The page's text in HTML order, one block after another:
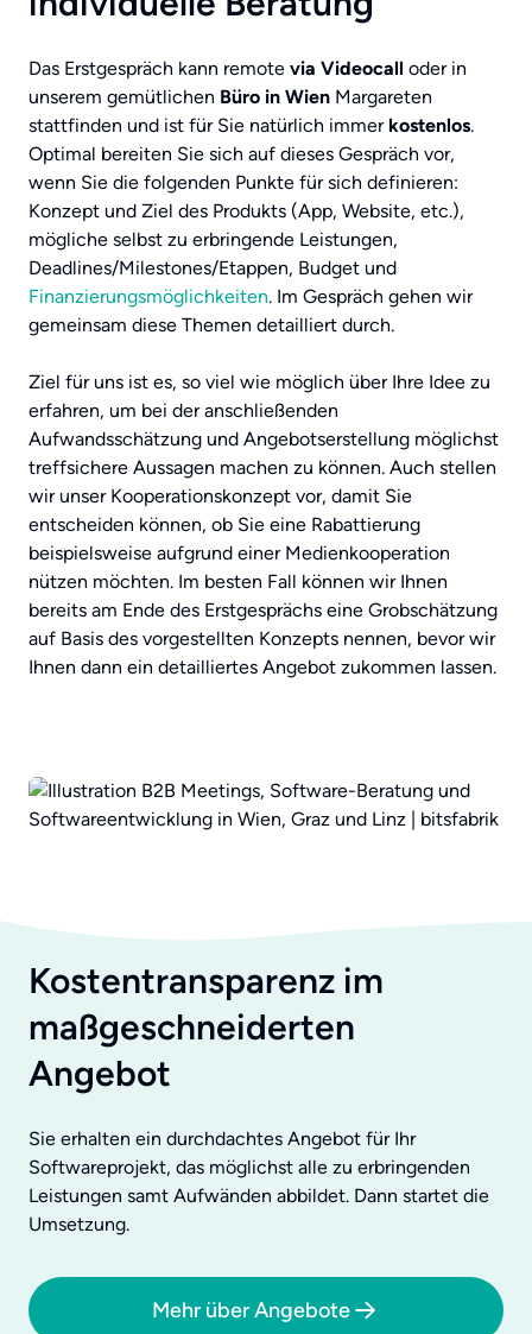
Das Erstgespräch kann remote via Videocall oder in
unserem gemütlichen Büro in Wien Margareten
stattfinden und ist für Sie natürlich immerkostenlos.
Optimal bereiten Sie sich auf dieses Gespräch vor,
wenn Sie die folgenden Punkte für sich definieren:
Konzept und Ziel des Produkts (App, Website, etc.),
mögliche selbst zu erbringende Leistungen,
Deadlines/Milestones/Etappen, Budget und
Finanzierungsmöglichkeiten. Im Gespräch gehen wir
gemeinsam diese Themen detailliert durch.
Ziel für uns ist es, so viel wie möglich über Ihre Idee zu
erfahren, um bei der anschließenden
Aufwandsschätzung und Angebotserstellung möglichst
treffsichere Aussagen machen zu können. Auch stellen
wir unser Kooperationskonzept vor, damit Sie
entscheiden können, ob Sie eine Rabattierung
beispielsweise aufgrund einer Medienkooperation
nützen möchten. Im besten Fall können wir Ihnen
bereits am Ende des Erstgesprächs eine Grobschätzung
auf Basis des vorgestellten Konzepts nennen, bevor wir
Ihnen dann ein detailliertes Angebot zukommen lassen.
Kostentransparenz im
maßgeschneiderten
Angebot
Sie erhalten ein durchdachtes Angebot für Ihr
Softwareprojekt, das möglichst alle zu erbringenden
Leistungen samt Aufwänden abbildet. Dann startet die
Umsetzung.
Mehr über Angebote